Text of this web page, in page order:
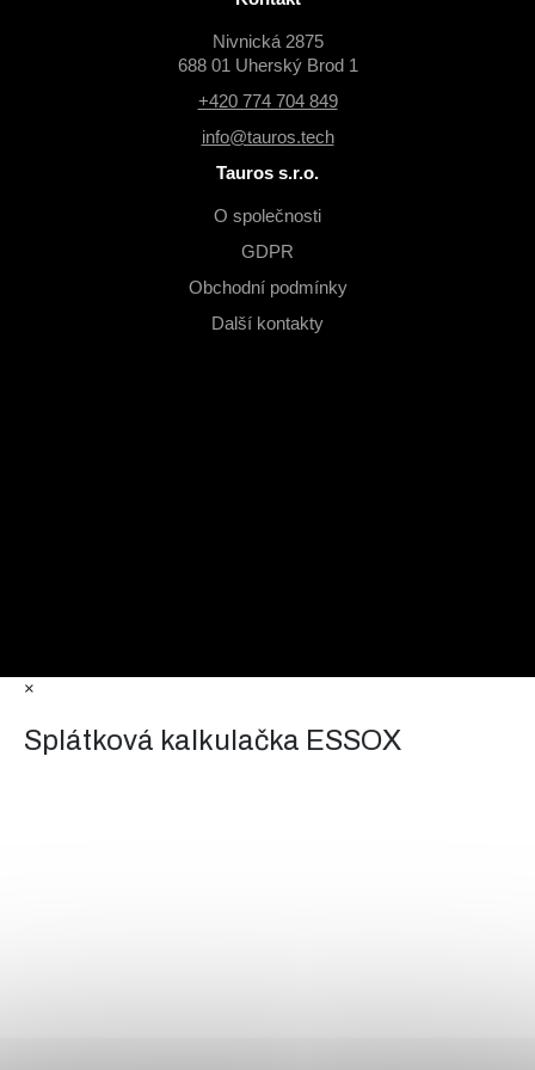
Nivnická 2875
688 01 Uherský Brod 1
+420 774 704 849
info@tauros.tech
Tauros s.r.o.
O společnosti
GDPR
Obchodní podmínky
Další kontakty
×
Splátková kalkulačka ESSOX